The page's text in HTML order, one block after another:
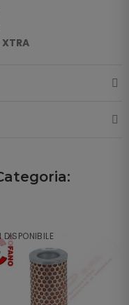
DISPONIBILE